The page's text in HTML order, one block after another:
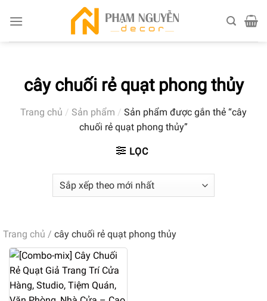
cây chuối rẻ quạt phong thủy
Trang chủ / Sản phẩm / Sản phẩm được gắn thẻ “cây
chuối rẻ quạt phong thủy”
LỌC
Trang chủ / cây chuối rẻ quạt phong thủy